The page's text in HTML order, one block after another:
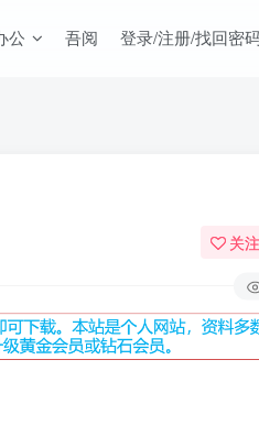
公 吾阅 登录/注册/找回密
关注